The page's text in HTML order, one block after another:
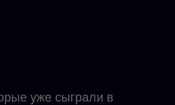
уже сыграли в